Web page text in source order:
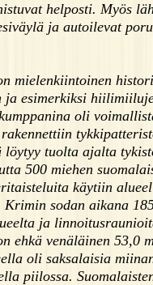
helposti. Myös
ja autoilevat
mielenkiintoinen
ja esimerkiksi
oli
löytyy tuolta ajalta
500 miehen
käytiin
sodan aikana
ja
ehkä venäläinen
oli saksalaisia
piilossa.